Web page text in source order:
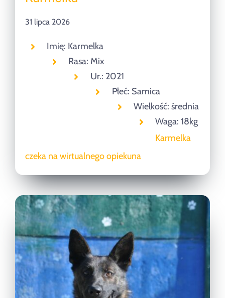
31 lipca 2026
Imię: Karmelka
Rasa: Mix
Ur.: 2021
Płeć: Samica
Wielkość: średnia
Waga: 18kg
Karmelka
czeka na wirtualnego opiekuna